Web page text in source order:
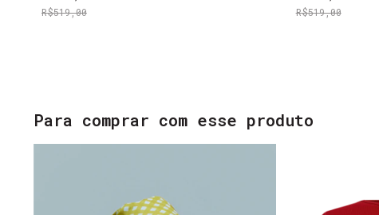
R$519,00 R$519,00
Para comprar com esse produto